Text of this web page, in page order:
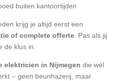
buiten kantoortijden
krijg je altijd eerst een
of complete offerte. Pas als jij
de klus in.
elektricien in Nijmegen die wél
– geen beunhazerij, maar